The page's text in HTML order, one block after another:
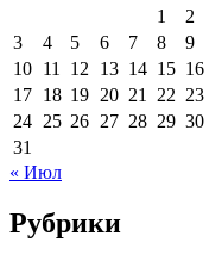
1
2
3
4 5 6 7 8
9
10 11 12 13 14 15 16
17 18 19 20 21 22 23
24 25 26 27 28 29 30
31
« Июл
Рубрики